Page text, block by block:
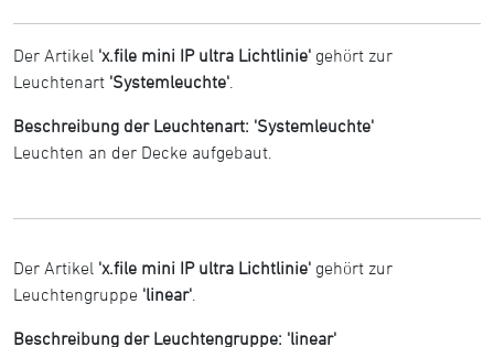
Der Artikel 'x.file mini IP ultra Lichtlinie' gehört zur
Leuchtenart 'Systemleuchte'
Beschreibung der Leuchtenart: 'Systemleuchte'
Leuchten an der Decke aufgebaut.
Der Artikel 'x.file mini IP ultra Lichtlinie' gehört zur
Leuchtengruppe 'linear'
Beschreibung der Leuchtengruppe: 'linear'